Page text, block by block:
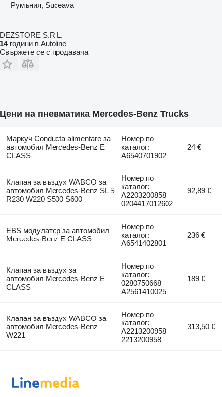
Румъния, Suceava
DEZSTORE S.R.L.
14години в Autoline
Свържете се с продавача
Цени на пневматика Mercedes-Benz Trucks
Маркуч Conducta alimentare за
автомобил Mercedes-Benz E
CLASS
Номер по
каталог:
A6540701902
24 €
Клапан за въздух WABCO за
автомобил Mercedes-Benz SL S
R230 W220 S500 S600
Номер по
каталог:
A2203200858
0204417012602
92,89 €
EBS модулатор за автомобил
Mercedes-Benz E CLASS
Номер по
каталог:
A6541402801
236 €
Клапан за въздух за
автомобил Mercedes-Benz E
CLASS
Номер по
каталог:
0280750668
A2561410025
189 €
Клапан за въздух WABCO за
автомобил Mercedes-Benz
W221
Номер по
каталог:
A2213200958
2213200958
313,50 €